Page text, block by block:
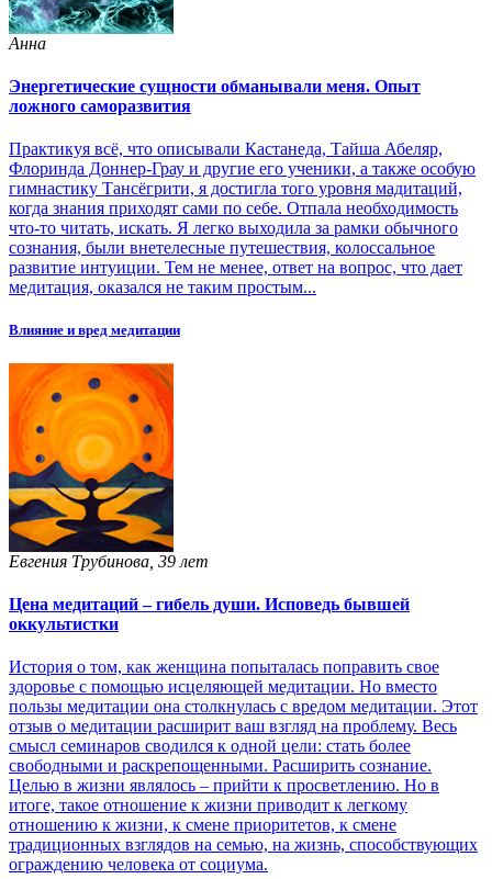
Анна
Энергетические сущности обманывали меня. Опыт
ложного саморазвития
Практикуя всё, что описывали Кастанеда, Тайша Абеляр,
Флоринда Доннер-Грау и другие его ученики, а также особую
гимнастику Тансёгрити, я достигла того уровня мадитаций,
когда знания приходят сами по себе. Отпала необходимость
что-то читать, искать. Я легко выходила за рамки обычного
сознания, были внетелесные путешествия, колоссальное
развитие интуиции. Тем не менее, ответ на вопрос, что дает
медитация, оказался не таким простым...
Влияние и вред медитации
Евгения Трубинова, 39 лет
Цена медитаций – гибель души. Исповедь бывшей
оккультистки
История о том, как женщина попыталась поправить свое
здоровье с помощью исцеляющей медитации. Но вместо
пользы медитации она столкнулась с вредом медитации. Этот
отзыв о медитации расширит ваш взгляд на проблему. Весь
смысл семинаров сводился к одной цели: стать более
свободными и раскрепощенными. Расширить сознание.
Целью в жизни являлось – прийти к просветлению. Но в
итоге, такое отношение к жизни приводит к легкому
отношению к жизни, к смене приоритетов, к смене
традиционных взглядов на семью, на жизнь, способствующих
ограждению человека от социума.